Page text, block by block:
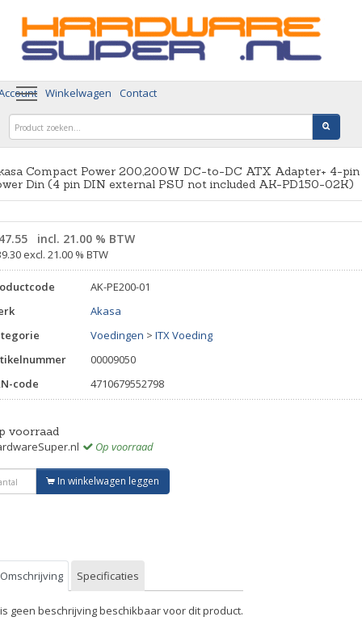
Winkelwagen Contact
Compact Power 200,200W DC-to-DC ATX Adapter+ 4-pin
Din (4 pin DIN external PSU not included AK-PD150-02K)
incl. 21.00 % BTW
excl. 21.00 % BTW
AK-PE200-01
Akasa
Voedingen > ITX Voeding
00009050
code
4710679552798
voorraad
Op voorraad
In winkelwagen leggen
Omschrijving Specificaties
geen beschrijving beschikbaar voor dit product.